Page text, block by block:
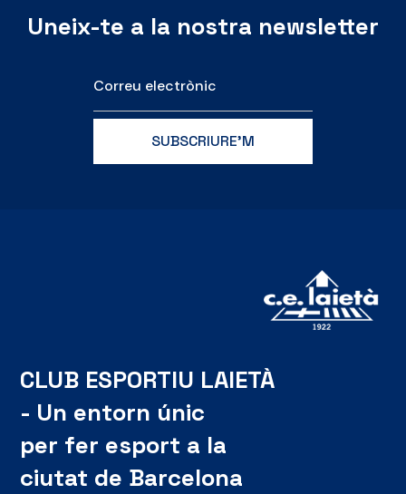
Uneix-te a la nostra newsletter
CLUB ESPORTIU LAIETÀ
- Un entorn únic
per fer esport a la
ciutat de Barcelona